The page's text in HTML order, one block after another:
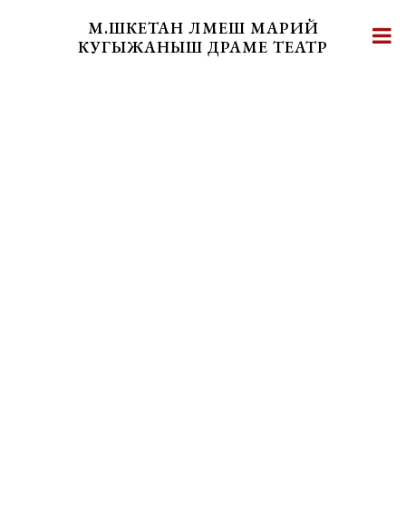
М.ШКЕТАН ЛӰМЕШ МАРИЙ
КУГЫЖАНЫШ ДРАМЕ ТЕАТР